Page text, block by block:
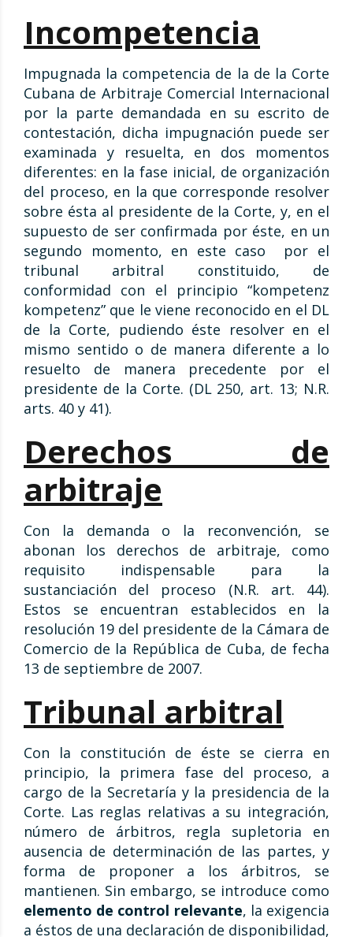
Incompetencia
Impugnada la competencia de la de la Corte
Cubana de Arbitraje Comercial Internacional
por la parte demandada en su escrito de
contestación, dicha impugnación puede ser
examinada y resuelta, en dos momentos
diferentes: en la fase inicial, de organización
del proceso, en la que corresponde resolver
sobre ésta al presidente de la Corte, y, en el
supuesto de ser confirmada por éste, en un
segundo momento, en este caso por el
tribunal arbitral constituido, de
conformidad con el principio “kompetenz
kompetenz” que le viene reconocido en el DL
de la Corte, pudiendo éste resolver en el
mismo sentido o de manera diferente a lo
resuelto de manera precedente por el
presidente de la Corte. (DL 250, art. 13; N.R.
arts. 40 y 41).
Derechos de
arbitraje
Con la demanda o la reconvención, se
abonan los derechos de arbitraje, como
requisito indispensable para la
sustanciación del proceso (N.R. art. 44).
Estos se encuentran establecidos en la
resolución 19 del presidente de la Cámara de
Comercio de la República de Cuba, de fecha
13 de septiembre de 2007.
Tribunal arbitral
Con la constitución de éste se cierra en
principio, la primera fase del proceso, a
cargo de la Secretaría y la presidencia de la
Corte. Las reglas relativas a su integración,
número de árbitros, regla supletoria en
ausencia de determinación de las partes, y
forma de proponer a los árbitros, se
mantienen. Sin embargo, se introduce como
elemento de control relevante, la exigencia
a éstos de una declaración de disponibilidad,